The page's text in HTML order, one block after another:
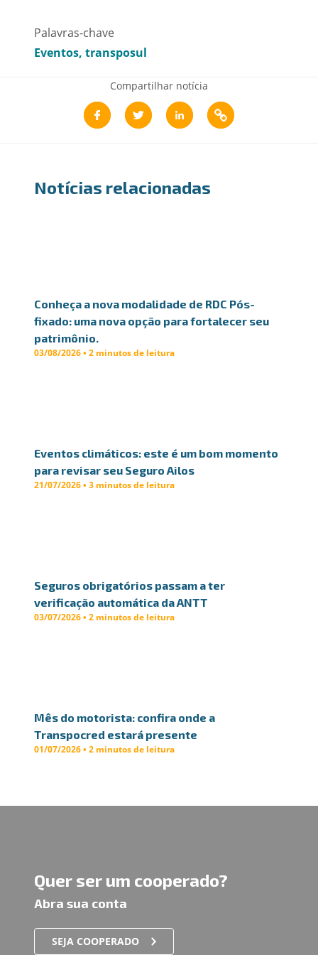
Palavras-chave
Eventos transposul
Compartilhar notícia
Notícias relacionadas
Conheça a nova modalidade de RDC Pós-
fixado: uma nova opção para fortalecer seu
patrimônio.
03/08/2026 • 2 minutos de leitura
Eventos climáticos: este é um bom momento
para revisar seu Seguro Ailos
21/07/2026 • 3 minutos de leitura
Seguros obrigatórios passam a ter
verificação automática da ANTT
03/07/2026 • 2 minutos de leitura
Mês do motorista: confira onde a
Transpocred estará presente
01/07/2026 • 2 minutos de leitura
Quer ser um cooperado?
Abra sua conta
SEJA COOPERADO